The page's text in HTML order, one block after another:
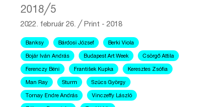
2018╱5
2022. február 26. ╱ Print - 2018
Banksy Bárdosi József Berki Viola
Bojár Iván András Budapest Art Week Csörgő Attila
Ferenczy Béni František Kupka Keresztes Zsófia
Man Ray Sturm Szücs György
Tornay Endre András Vinczeffy László